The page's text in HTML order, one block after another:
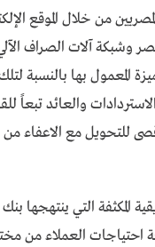
من خلال الموقع
آلات الصراف
المعمول بها بالنسبة
والعائد تبعاً
للتحويل مع الاعفاء
المكثفة التي
احتياجات العملاء من